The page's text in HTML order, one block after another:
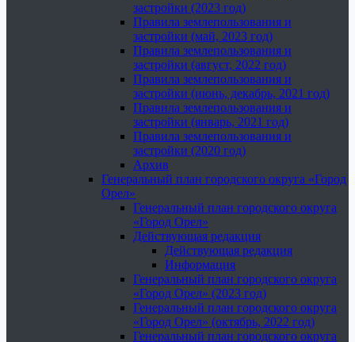
застройки (2023 год)
Правила землепользования и
застройки (май, 2023 год)
Правила землепользования и
застройки (август, 2022 год)
Правила землепользования и
застройки (июнь, декабрь, 2021 год)
Правила землепользования и
застройки (январь, 2021 год)
Правила землепользования и
застройки (2020 год)
Архив
Генеральный план городского округа «Город
Орел»
Генеральный план городского округа
«Город Орел»
Действующая редакция
Действующая редакция
Информация
Генеральный план городского округа
«Город Орел» (2023 год)
Генеральный план городского округа
«Город Орел» (октябрь, 2022 год)
Генеральный план городского округа